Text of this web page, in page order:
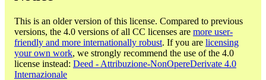
This is an older version of this license. Compared to previous
versions, the 4.0 versions of all CC licenses are more user-
friendly and more internationally robust. If you are licensing
your own work, we strongly recommend the use of the 4.0
license instead: Deed - Attribuzione-NonOpereDerivate 4.0
Internazionale